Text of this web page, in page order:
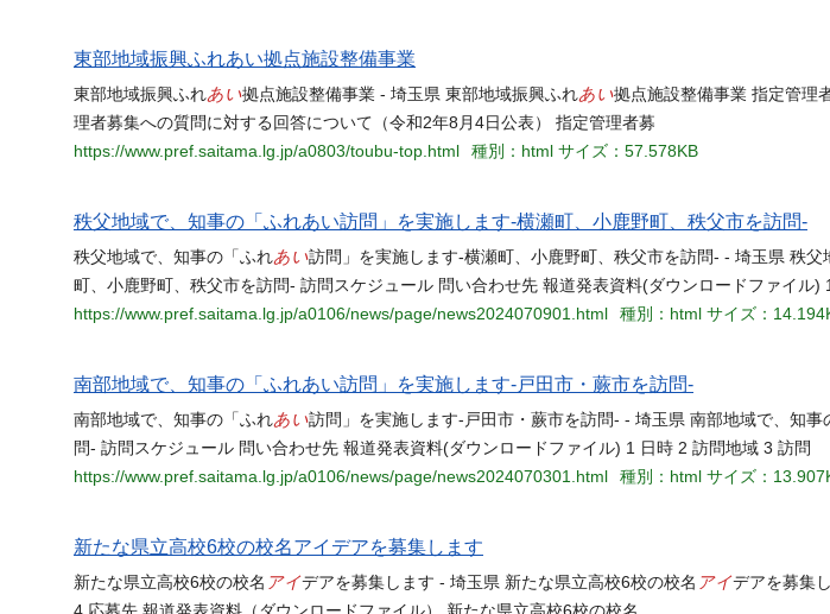
東部地域振興ふれあい拠点施設整備事業
東部地域振興ふれあい拠点施設整備事業 - 埼玉県 東部地域振興ふれあい拠点施設整備事業 指定管理
理者募集への質問に対する回答について（令和2年8月4日公表） 指定管理者募
https://www.pref.saitama.lg.jp/a0803/toubu-top.html
種別：html サイズ：57.578KB
秩父地域で、知事の「ふれあい訪問」を実施します-横瀬町、小鹿野町、秩父市を訪問-
秩父地域で、知事の「ふれあい訪問」を実施します-横瀬町、小鹿野町、秩父市を訪問- - 埼玉県 秩父
町、小鹿野町、秩父市を訪問- 訪問スケジュール 問い合わせ先 報道発表資料(ダウンロードファイル)
https://www.pref.saitama.lg.jp/a0106/news/page/news2024070901.html
種別：html サイズ：
南部地域で、知事の「ふれあい訪問」を実施します-戸田市・蕨市を訪問-
南部地域で、知事の「ふれあい訪問」を実施します-戸田市・蕨市を訪問- - 埼玉県 南部地域で、知事
問- 訪問スケジュール 問い合わせ先 報道発表資料(ダウンロードファイル) 1 日時 2 訪問地域 3 訪問
https://www.pref.saitama.lg.jp/a0106/news/page/news2024070301.html
種別：html サイズ：
新たな県立高校6校の校名アイデアを募集します
新たな県立高校6校の校名 アイデアを募集します - 埼玉県 新たな県立高校6校の校名 アイデアを募集